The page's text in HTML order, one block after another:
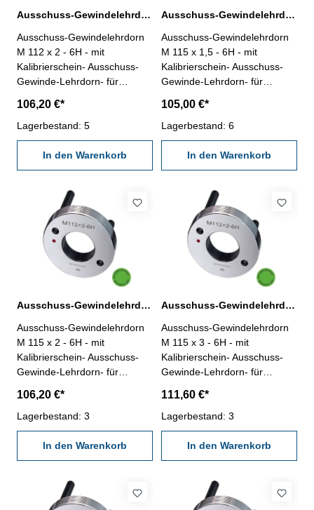
Ausschuss-Gewindelehrdorn M 112 x 2 - 6H DIN 13
Ausschuss-Gewindelehrdorn
M 112 x 2 - 6H - mit
Kalibrierschein- Ausschuss-
Gewinde-Lehrdorn- für
rechts- aus gehärtetem
Lehrenstahl- Norm DIN 13,
6H- mit Erleichterungsbohrung
und zwei Handgriffen
Nennmaß: M 112 x 2
106,20 €*
Lagerbestand: 5
In den Warenkorb
Ausschuss-Gewindelehrdorn M 115 x 1,5 - 6H DIN 13
Ausschuss-Gewindelehrdorn
M 115 x 1,5 - 6H - mit
Kalibrierschein- Ausschuss-
Gewinde-Lehrdorn- für
rechts- aus gehärtetem
Lehrenstahl- Norm DIN 13,
6H- mit Erleichterungsbohrung
und zwei Handgriffen
Nennmaß: M 115 x 1,5
105,00 €*
Lagerbestand: 6
In den Warenkorb
Ausschuss-Gewindelehrdorn M 115 x 2 - 6H DIN 13
Ausschuss-Gewindelehrdorn
M 115 x 2 - 6H - mit
Kalibrierschein- Ausschuss-
Gewinde-Lehrdorn- für
rechts- aus gehärtetem
Lehrenstahl- Norm DIN 13,
6H- mit Erleichterungsbohrung
und zwei Handgriffen
Nennmaß: M 115 x 2
106,20 €*
Lagerbestand: 3
In den Warenkorb
Ausschuss-Gewindelehrdorn M 115 x 3 - 6H DIN 13
Ausschuss-Gewindelehrdorn
M 115 x 3 - 6H - mit
Kalibrierschein- Ausschuss-
Gewinde-Lehrdorn- für
rechts- aus gehärtetem
Lehrenstahl- Norm DIN 13,
6H- mit Erleichterungsbohrung
und zwei Handgriffen
Nennmaß: M 115 x 3
111,60 €*
Lagerbestand: 3
In den Warenkorb